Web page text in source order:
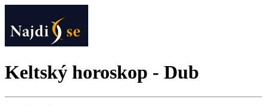
Keltský horoskop - Dub